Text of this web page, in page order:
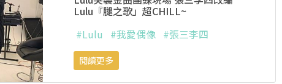
Lulu『腿之歌」超CHILL~
#Lulu
#我愛偶像 #張三李四
閱讀更多